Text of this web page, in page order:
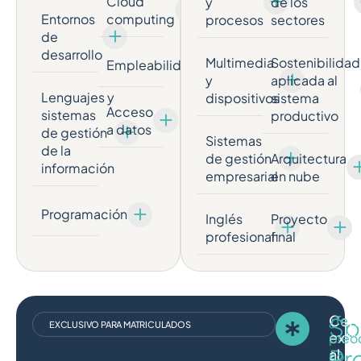
Entornos
de
desarrollo
Lenguajes y
sistemas
de gestión
de la
información
Programación
computing
Empleabilidad
Acceso
a datos
procesos
Multimedia
y
dispositivos
Sistemas
de gestión
empresarial
Inglés
profesional
sectores
Sostenibilidad
aplicada al
sistema
productivo
Arquitectura
en nube
Proyecto
final
EXCLUSIVO PARA MATRICULADOS
al
¿Te
no